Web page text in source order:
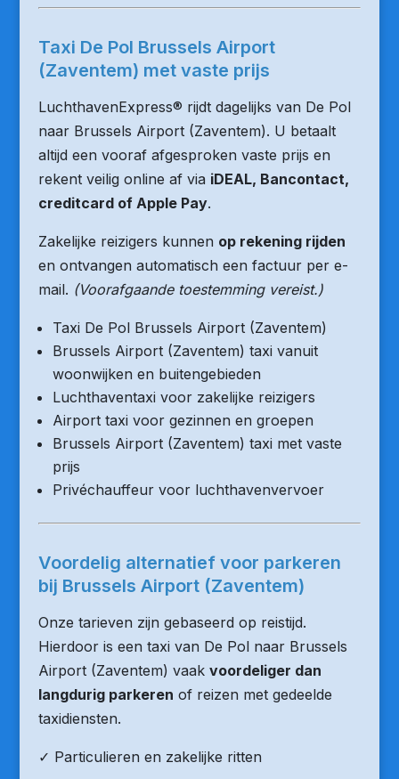
Taxi De Pol Brussels Airport
(Zaventem) met vaste prijs
LuchthavenExpress® rijdt dagelijks van De Pol
naar Brussels Airport (Zaventem). U betaalt
altijd een vooraf afgesproken vaste prijs en
rekent veilig online af via iDEAL, Bancontact,
creditcard of Apple Pay.
Zakelijke reizigers kunnen op rekening rijden
en ontvangen automatisch een factuur per e-
mail. (Voorafgaande toestemming vereist.)
Taxi De Pol Brussels Airport (Zaventem)
Brussels Airport (Zaventem) taxi vanuit
woonwijken en buitengebieden
Luchthaventaxi voor zakelijke reizigers
Airport taxi voor gezinnen en groepen
Brussels Airport (Zaventem) taxi met vaste
prijs
Privéchauffeur voor luchthavenvervoer
Voordelig alternatief voor parkeren
bij Brussels Airport (Zaventem)
Onze tarieven zijn gebaseerd op reistijd.
Hierdoor is een taxi van De Pol naar Brussels
Airport (Zaventem) vaak voordeliger dan
langdurig parkeren of reizen met gedeelde
taxidiensten.
✓ Particulieren en zakelijke ritten